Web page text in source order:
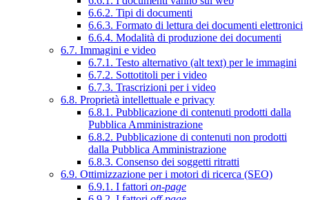
6.6.2. Tipi di documenti
6.6.3. Formato di lettura dei documenti elettronici
6.6.4. Modalità di produzione dei documenti
6.7. Immagini e video
6.7.1. Testo alternativo (alt text) per le immagini
6.7.2. Sottotitoli per i video
6.7.3. Trascrizioni per i video
6.8. Proprietà intellettuale e privacy
6.8.1. Pubblicazione di contenuti prodotti dalla
Pubblica Amministrazione
6.8.2. Pubblicazione di contenuti non prodotti
dalla Pubblica Amministrazione
6.8.3. Consenso dei soggetti ritratti
6.9. Ottimizzazione per i motori di ricerca (SEO)
6.9.1. I fattori on-page